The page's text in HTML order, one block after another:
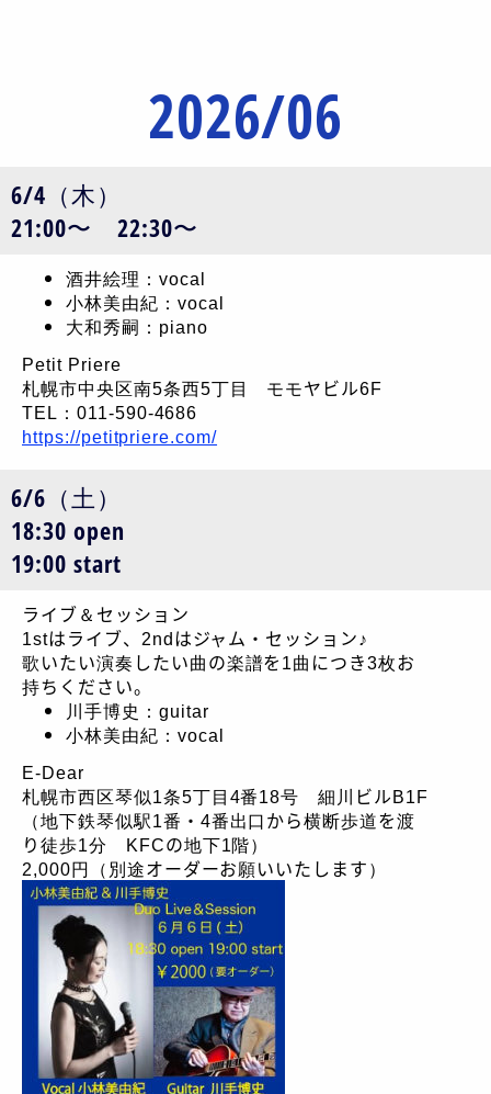
2026/06
6/4（木）
21:00〜 22:30〜
酒井絵理：vocal
小林美由紀：vocal
大和秀嗣：piano
Petit Priere
札幌市中央区南5条西5丁目 モモヤビル6F
TEL：011-590-4686
https://petitpriere.com/
6/6（土）
18:30 open
19:00 start
ライブ＆セッション
1stはライブ、2ndはジャム・セッション♪
歌いたい演奏したい曲の楽譜を1曲につき3枚お
持ちください。
川手博史：guitar
小林美由紀：vocal
E-Dear
札幌市西区琴似1条5丁目4番18号 細川ビルB1F
（地下鉄琴似駅1番・4番出口から横断歩道を渡
り徒歩1分 KFCの地下1階）
2,000円（別途オーダーお願いいたします）